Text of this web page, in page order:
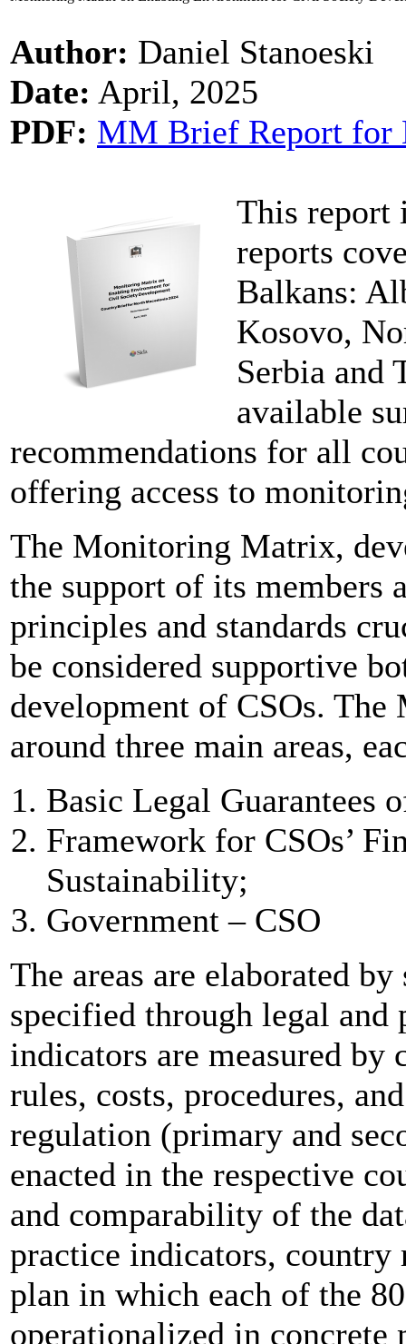
Author: Daniel Stanoeski
Date: April, 2025
PDF: MM Brief Report for
This report
reports
Balkans:
Kosovo,
Serbia and
available
recommendations for all
offering access to
The Monitoring Matrix,
the support of its members
principles and standards
be considered supportive
development of CSOs.
around three main areas,
Basic Legal Guarantees
Framework for CSOs’
Sustainability;
Government – CSO
The areas are elaborated
specified through legal
indicators are measured by
rules, costs, procedures,
regulation (primary and
enacted in the respective
and comparability of the
practice indicators, country
plan in which each of the
operationalized in concrete